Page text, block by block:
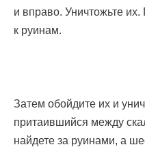
и вправо. Уничтожьте их.
к руинам.
Затем обойдите их и
притаившийся между
найдете за руинами, а